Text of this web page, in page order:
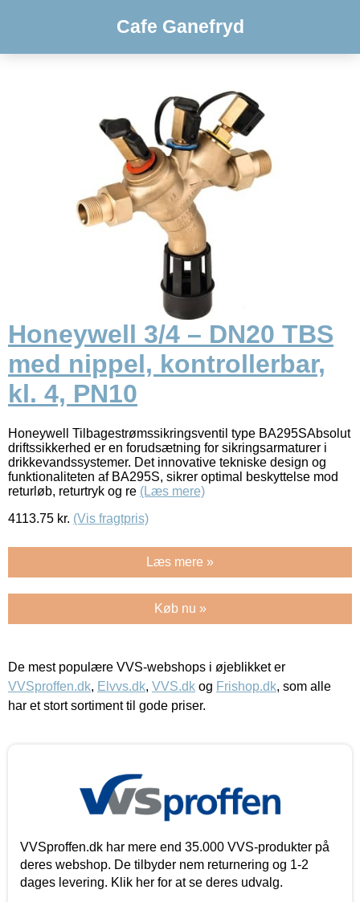
Cafe Ganefryd
Honeywell 3/4 – DN20 TBS
med nippel, kontrollerbar,
kl. 4, PN10
Honeywell Tilbagestrømssikringsventil type BA295SAbsolut
driftssikkerhed er en forudsætning for sikringsarmaturer i
drikkevandssystemer. Det innovative tekniske design og
funktionaliteten af BA295S, sikrer optimal beskyttelse mod
returløb, returtryk og re (Læs mere)
4113.75 kr. (Vis fragtpris)
Læs mere »
Køb nu »
De mest populære VVS-webshops i øjeblikket er
VVSproffen.dk, Elvvs.dk, VVS.dk og Frishop.dk, som alle
har et stort sortiment til gode priser.
VVSproffen.dk har mere end 35.000 VVS-produkter på
deres webshop. De tilbyder nem returnering og 1-2
dages levering. Klik her for at se deres udvalg.